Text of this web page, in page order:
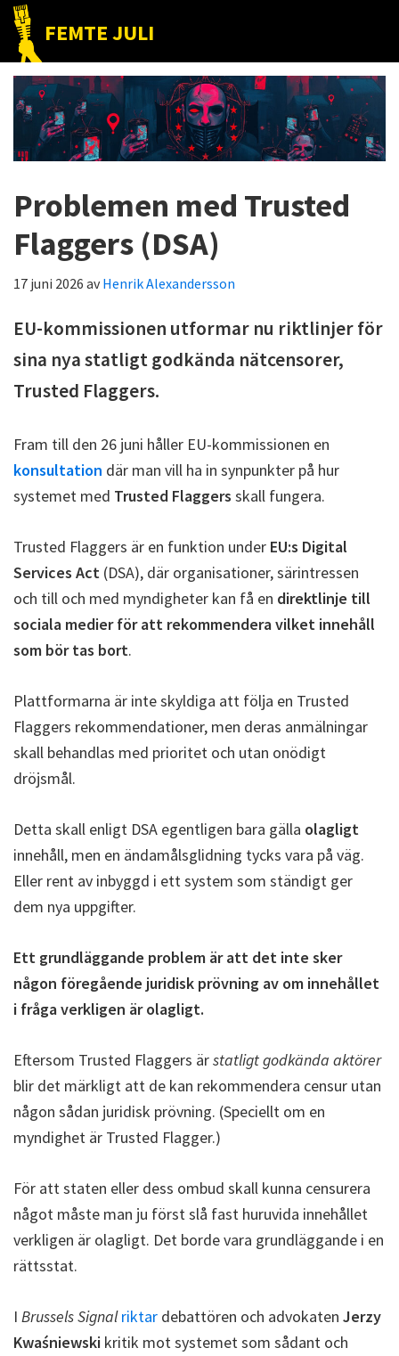
Hoppa
huvudnavigering
Hoppa
huvudinnehåll
Hoppa
det
primära
sidofältet
FEMTE JULI
Nätet
till
folket!
Problemen med Trusted
Flaggers (DSA)
17 juni 2026 avHenrik Alexandersson
EU-kommissionen utformar nu riktlinjer för
sina nya statligt godkända nätcensorer,
Trusted Flaggers.
Fram till den 26 juni håller EU-kommissionen en
konsultation där man vill ha in synpunkter på hur
systemet med Trusted Flaggers skall fungera.
Trusted Flaggers är en funktion under EU:s Digital
Services Act (DSA), där organisationer, särintressen
och till och med myndigheter kan få en direktlinje till
sociala medier för att rekommendera vilket innehåll
som bör tas bort.
Plattformarna är inte skyldiga att följa en Trusted
Flaggers rekommendationer, men deras anmälningar
skall behandlas med prioritet och utan onödigt
dröjsmål.
Detta skall enligt DSA egentligen bara gälla olagligt
innehåll, men en ändamålsglidning tycks vara på väg.
Eller rent av inbyggd i ett system som ständigt ger
dem nya uppgifter.
Ett grundläggande problem är att det inte sker
någon föregående juridisk prövning av om innehållet
i fråga verkligen är olagligt.
Eftersom Trusted Flaggers ärstatligt godkända aktörer
blir det märkligt att de kan rekommendera censur utan
någon sådan juridisk prövning. (Speciellt om en
myndighet är Trusted Flagger.)
För att staten eller dess ombud skall kunna censurera
något måste man ju först slå fast huruvida innehållet
verkligen är olagligt. Det borde vara grundläggande i en
rättsstat.
I Brussels Signal riktar debattören och advokaten Jerzy
Kwaśniewski kritik mot systemet som sådant och